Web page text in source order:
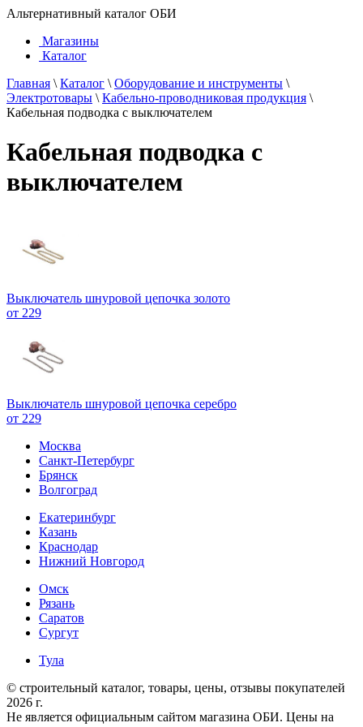
Альтернативный каталог ОБИ
Магазины
Каталог
Главная \ Каталог \ Оборудование и инструменты \
Электротовары \ Кабельно-проводниковая продукция \
Кабельная подводка с выключателем
Кабельная подводка с
выключателем
Выключатель шнуровой цепочка золото
от 229
Выключатель шнуровой цепочка серебро
от 229
Москва
Санкт-Петербург
Брянск
Волгоград
Екатеринбург
Казань
Краснодар
Нижний Новгород
Омск
Рязань
Саратов
Сургут
Тула
© строительный каталог, товары, цены, отзывы покупателей
2026 г.
Не является официальным сайтом магазина ОБИ. Цены на